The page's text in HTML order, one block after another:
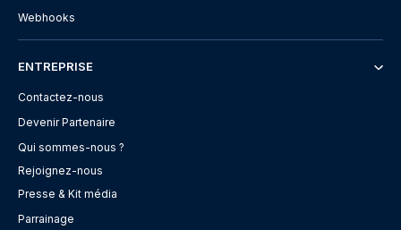
Webhooks
ENTREPRISE
Contactez-nous
Devenir Partenaire
Qui sommes-nous ?
Rejoignez-nous
Presse & Kit média
Parrainage